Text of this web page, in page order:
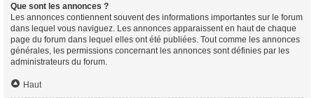
Que sont les annonces ?
Les annonces contiennent souvent des informations importantes sur le forum
dans lequel vous naviguez. Les annonces apparaissent en haut de chaque
page du forum dans lequel elles ont été publiées. Tout comme les annonces
générales, les permissions concernant les annonces sont définies par les
administrateurs du forum.
Haut